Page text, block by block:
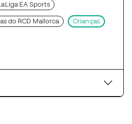
EA Sports
do RCD Mallorca Crianças